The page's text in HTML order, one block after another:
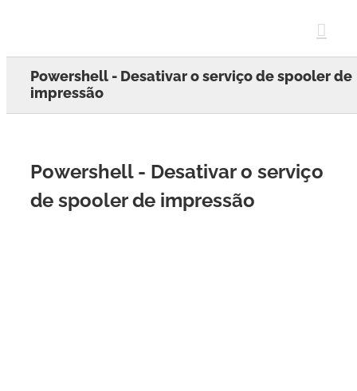
Powershell - Desativar o serviço de spooler de
impressão
Powershell - Desativar o serviço
de spooler de impressão